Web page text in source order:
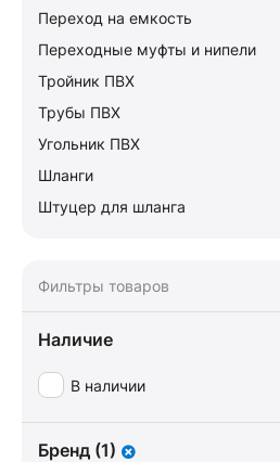
Переход на емкость
Переходные муфты и нипели
Тройник ПВХ
Трубы ПВХ
Угольник ПВХ
Шланги
Штуцер для шланга
Фильтры товаров
Наличие
В наличии
Бренд (1)